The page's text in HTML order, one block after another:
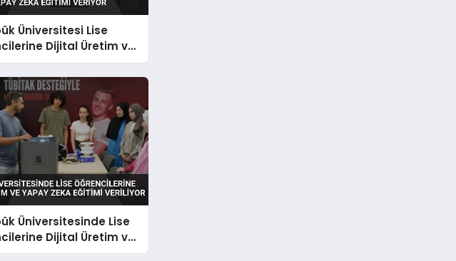
Üniversitesi Lise
Dijital Üretim ve
Zeka Eğitimi Veriyor
Üniversitesinde Lise
Dijital Üretim ve
Zeka Eğitimi Veriliyor